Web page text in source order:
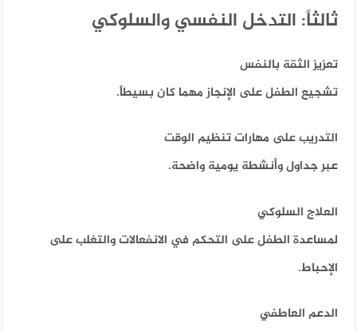
ثالثاً: التدخل النفسي والسلوكي
تعزيز الثقة بالنفس
تشجيع الطفل على الإنجاز مهما كان بسيطاً.
التدريب على مهارات تنظيم الوقت
عبر جداول وأنشطة يومية واضحة.
العلاج السلوكي
لمساعدة الطفل على التحكم في الانفعالات والتغلب على
الإحباط.
الدعم العاطفي